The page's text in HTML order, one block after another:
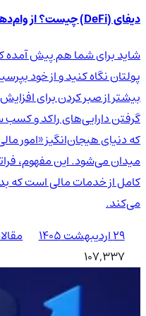
دیفای (DeFi) چیست؟ از وام‌دهی تا کسب درآمد
شاید برای شما هم پیش آمده
پولتان نگاه کنید و از خود
بیشتر از صبر کردن برای
گرفتن دارایی‌های راکد و کسب
میدان می‌شود. این مفهوم،
کامل از خدمات مالی است که
می‌کند.
۲۹ اردیبهشت ۱۴۰۵
107,337